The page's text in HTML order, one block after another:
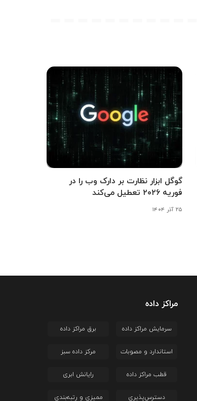
گوگل ابزار نظارت بر دارک وب را در
فوریه ۲۰۲۶ تعطیل می‌کند
۲۵ آذر ۱۴۰۴
مراکز داده
سرمایش مراکز داده برق مراکز داده
استاندارد و مصوبات مرکز داده سبز
قطب مراکز داده رایانش ابری
دسترس‌پذیری ممیزی و رتبه‌بندی